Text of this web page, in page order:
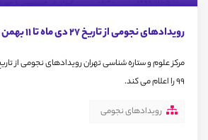
رویدادهای نجومی از تاریخ 27 دی ماه تا 11 بهمن ماه 99
99 را اعلام می کند.
رویدادهای نجومی